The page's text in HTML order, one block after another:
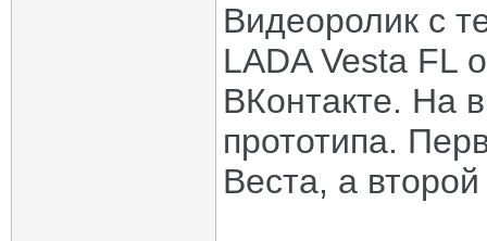
Видеоролик с
LADA Vesta FL
ВКонтакте. На
прототипа.
Веста, а